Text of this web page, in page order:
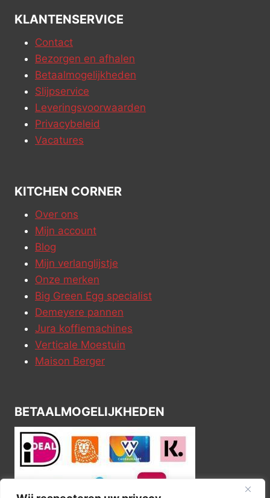
KLANTENSERVICE
Contact
Bezorgen en afhalen
Betaalmogelijkheden
Slijpservice
Leveringsvoorwaarden
Privacybeleid
Vacatures
KITCHEN CORNER
Over ons
Mijn account
Blog
Mijn verlanglijstje
Onze merken
Big Green Egg specialist
Demeyere pannen
Jura koffiemachines
Verticale Moestuin
Maison Berger
BETAALMOGELIJKHEDEN